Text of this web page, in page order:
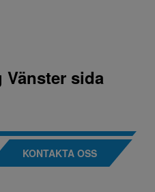
sida
KONTAKTA OSS